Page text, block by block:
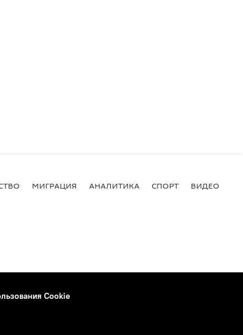
МИГРАЦИЯ АНАЛИТИКА СПОРТ ВИДЕО
Cookie